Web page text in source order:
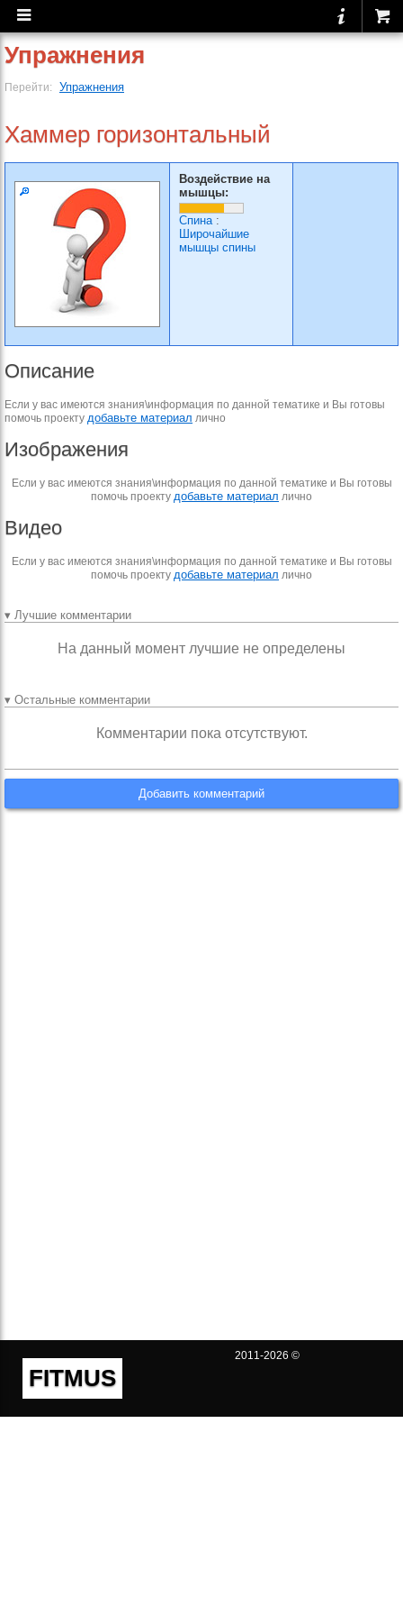
Упражнения
Перейти: Упражнения
Хаммер горизонтальный
Воздействие на
мышцы:
Спина:
Широчайшие
мышцы спины
Описание
Если у вас имеются знания\информация по данной тематике и Вы готовы
помочь проекту добавьте материал лично
Изображения
Если у вас имеются знания\информация по данной тематике и Вы готовы
помочь проекту добавьте материал лично
Видео
Если у вас имеются знания\информация по данной тематике и Вы готовы
помочь проекту добавьте материал лично
▾ Лучшие комментарии
На данный момент лучшие не определены
▾ Остальные комментарии
Комментарии пока отсутствуют.
Добавить комментарий
FITMUS
2011-2026 ©